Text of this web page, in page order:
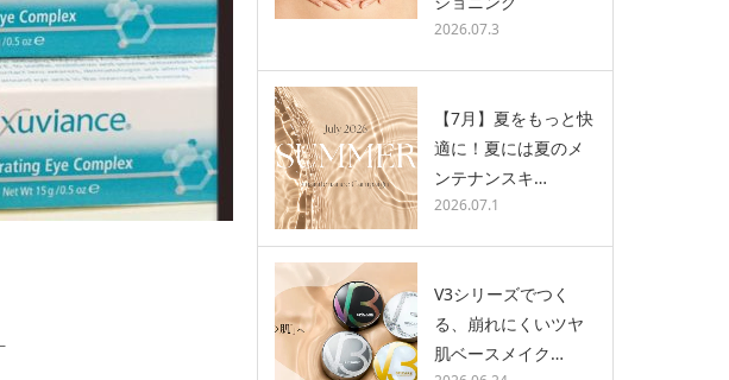
2026.07.3
【7月】夏をもっと快
適に！夏には夏のメ
ンテナンスキ…
2026.07.1
V3シリーズでつく
る、崩れにくいツヤ
肌ベースメイク…